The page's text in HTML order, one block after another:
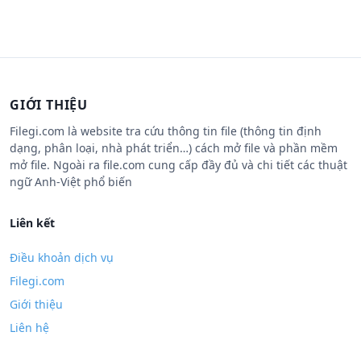
GIỚI THIỆU
Filegi.com là website tra cứu thông tin file (thông tin định
dạng, phân loại, nhà phát triển…) cách mở file và phần mềm
mở file. Ngoài ra file.com cung cấp đầy đủ và chi tiết các thuật
ngữ Anh-Việt phổ biến
Liên kết
Điều khoản dịch vụ
Filegi.com
Giới thiệu
Liên hệ